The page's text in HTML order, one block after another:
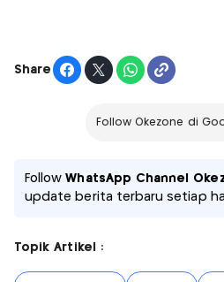
Share
Follow Okezone di
FollowWhatsApp Channel
update berita terbaru setiap
Topik Artikel :